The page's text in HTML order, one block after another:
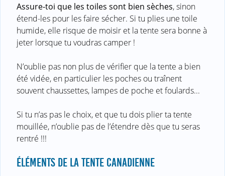
Assure-toi que les toiles sont bien sèches, sinon
étend-les pour les faire sécher. Si tu plies une toile
humide, elle risque de moisir et la tente sera bonne à
jeter lorsque tu voudras camper !
N’oublie pas non plus de vérifier que la tente a bien
été vidée, en particulier les poches ou traînent
souvent chaussettes, lampes de poche et foulards...
Si tu n’as pas le choix, et que tu dois plier ta tente
mouillée, n’oublie pas de l’étendre dès que tu seras
rentré !!!
ÉLÉMENTS DE LA TENTE CANADIENNE